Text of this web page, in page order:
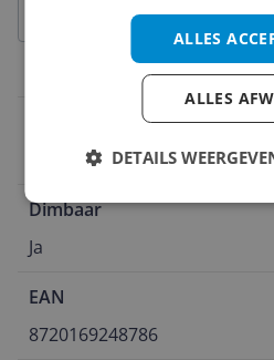
Slimme verlichting
Dimbaar
Ja
EAN
8720169248786
ALLES
ALLES
DETAILS